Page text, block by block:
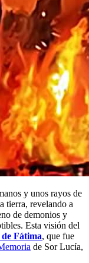
y unos rayos de
tierra, revelando a
de demonios y
Esta visión del
Fátima, que fue
de Sor Lucía,